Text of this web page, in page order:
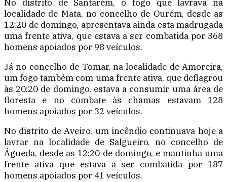
No distrito de Santarém, o fogo que lavrava na
localidade de Mata, no concelho de Ourém, desde as
12:20 de domingo, apresentava ainda esta madrugada
uma frente ativa, que estava a ser combatida por 368
homens apoiados por 98 veículos.
Já no concelho de Tomar, na localidade de Amoreira,
um fogo também com uma frente ativa, que deflagrou
às 20:20 de domingo, estava a consumir uma área de
floresta e no combate às chamas estavam 128
homens apoiados por 32 veículos.
No distrito de Aveiro, um incêndio continuava hoje a
lavrar na localidade de Salgueiro, no concelho de
Águeda, desde as 12:20 de domingo, e mantinha uma
frente ativa que estava a ser combatida por 187
homens apoiados por 41 veículos.